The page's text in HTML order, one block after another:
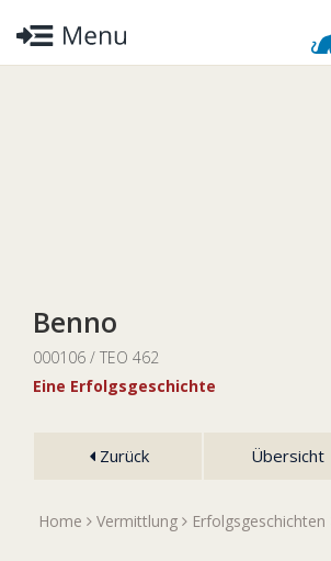
Benno
000106 / TEO 462
Eine Erfolgsgeschichte
Zurück Übersicht
Home Vermittlung Erfolgsgeschichten